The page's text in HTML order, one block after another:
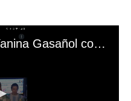
El mal momento de Yanina Gasañol con un hincha argentino en "Subrayado"